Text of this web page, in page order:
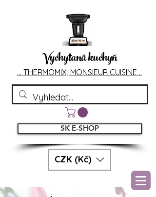
Vychytaná kuchyň
... THERMOMIX, MONSIEUR CUISINE ..
CZK (Kč)
SK E-SHOP